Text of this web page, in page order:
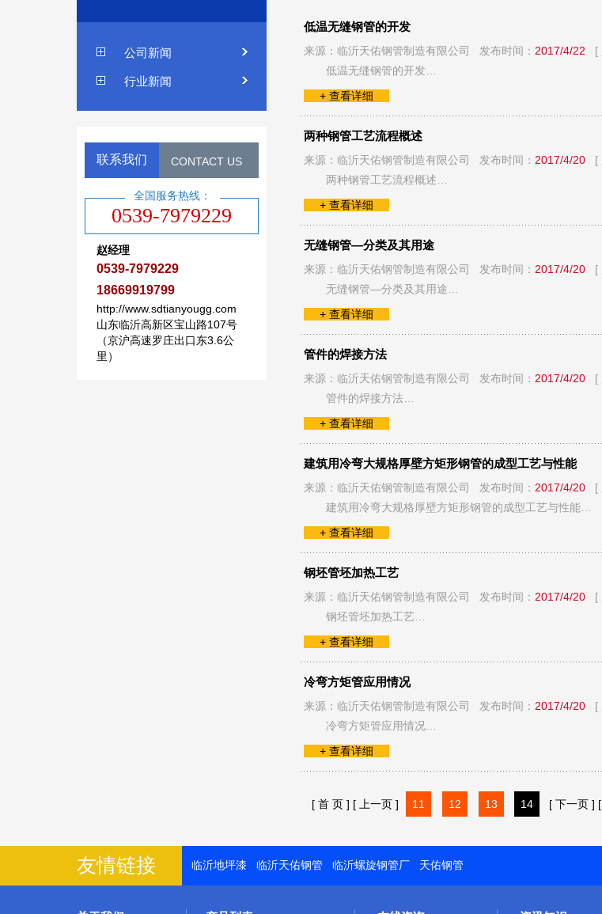
公司新闻
行业新闻
联系我们 CONTACT US
0539-7979229
全国服务热线：
赵经理
0539-7979229
18669919799
http://www.sdtianyougg.com
山东临沂高新区宝山路107号
（京沪高速罗庄出口东3.6公
里）
低温无缝钢管的开发
来源：临沂天佑钢管制造有限公司 发布时间： 2017/4/22 [
低温无缝钢管的开发…
+ 查看详细
两种钢管工艺流程概述
来源：临沂天佑钢管制造有限公司 发布时间： 2017/4/20 [
两种钢管工艺流程概述…
+ 查看详细
无缝钢管—分类及其用途
来源：临沂天佑钢管制造有限公司 发布时间： 2017/4/20 [
无缝钢管—分类及其用途…
+ 查看详细
管件的焊接方法
来源：临沂天佑钢管制造有限公司 发布时间： 2017/4/20 [
管件的焊接方法…
+ 查看详细
建筑用冷弯大规格厚壁方矩形钢管的成型工艺与性能
来源：临沂天佑钢管制造有限公司 发布时间： 2017/4/20 [
建筑用冷弯大规格厚壁方矩形钢管的成型工艺与性能…
+ 查看详细
钢坯管坯加热工艺
来源：临沂天佑钢管制造有限公司 发布时间： 2017/4/20 [
钢坯管坯加热工艺…
+ 查看详细
冷弯方矩管应用情况
来源：临沂天佑钢管制造有限公司 发布时间： 2017/4/20 [
冷弯方矩管应用情况…
+ 查看详细
[ 首 页 ] [ 上一页 ] 11 12 13 14 [ 下一页 ]
友情链接 临沂地坪漆 临沂天佑钢管 临沂螺旋钢管厂 天佑钢管